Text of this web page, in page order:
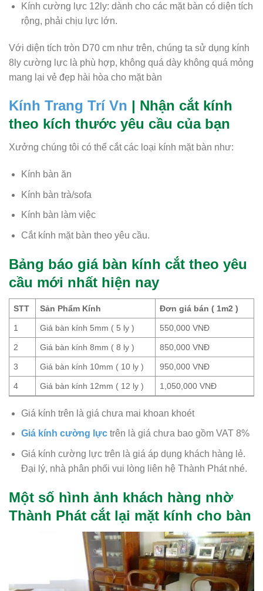
Kính cường lực 12ly: dành cho các mặt bàn có diện tích
rộng, phải chịu lực lớn.
Với diện tích tròn D70 cm như trên, chúng ta sử dụng kính
8ly cường lực là phù hợp, không quá dày không quá mỏng
mang lại vẻ đẹp hài hòa cho mặt bàn
Kính Trang Trí Vn | Nhận cắt kính
theo kích thước yêu cầu của bạn
Xưởng chúng tôi có thể cắt các loại kính mặt bàn như:
Kính bàn ăn
Kính bàn trà/sofa
Kính bàn làm việc
Cắt kính mặt bàn theo yêu cầu.
Bảng báo giá bàn kính cắt theo yêu
cầu mới nhất hiện nay
STT Sản Phẩm Kính Đơn giá bán ( 1m2 )
1 Giá bàn kính 5mm ( 5 ly ) 550,000 VNĐ
2 Giá bàn kính 8mm ( 8 ly ) 850,000 VNĐ
3 Giá bàn kính 10mm ( 10 ly ) 950,000 VNĐ
4 Giá bàn kính 12mm ( 12 ly ) 1,050,000 VNĐ
Giá kính trên là giá chưa mai khoan khoét
Giá kính cường lựctrên là giá chưa bao gồm VAT 8%
Giá kính cường lực trên là giá áp dụng khách hàng lẻ.
Đại lý, nhà phân phối vui lòng liên hệ Thành Phát nhé.
Một số hình ảnh khách hàng nhờ
Thành Phát cắt lại mặt kính cho bàn